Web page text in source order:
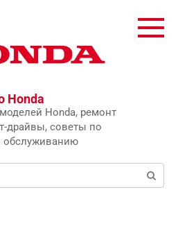
Honda
Honda, ремонт
драйвы, советы по
обслуживанию